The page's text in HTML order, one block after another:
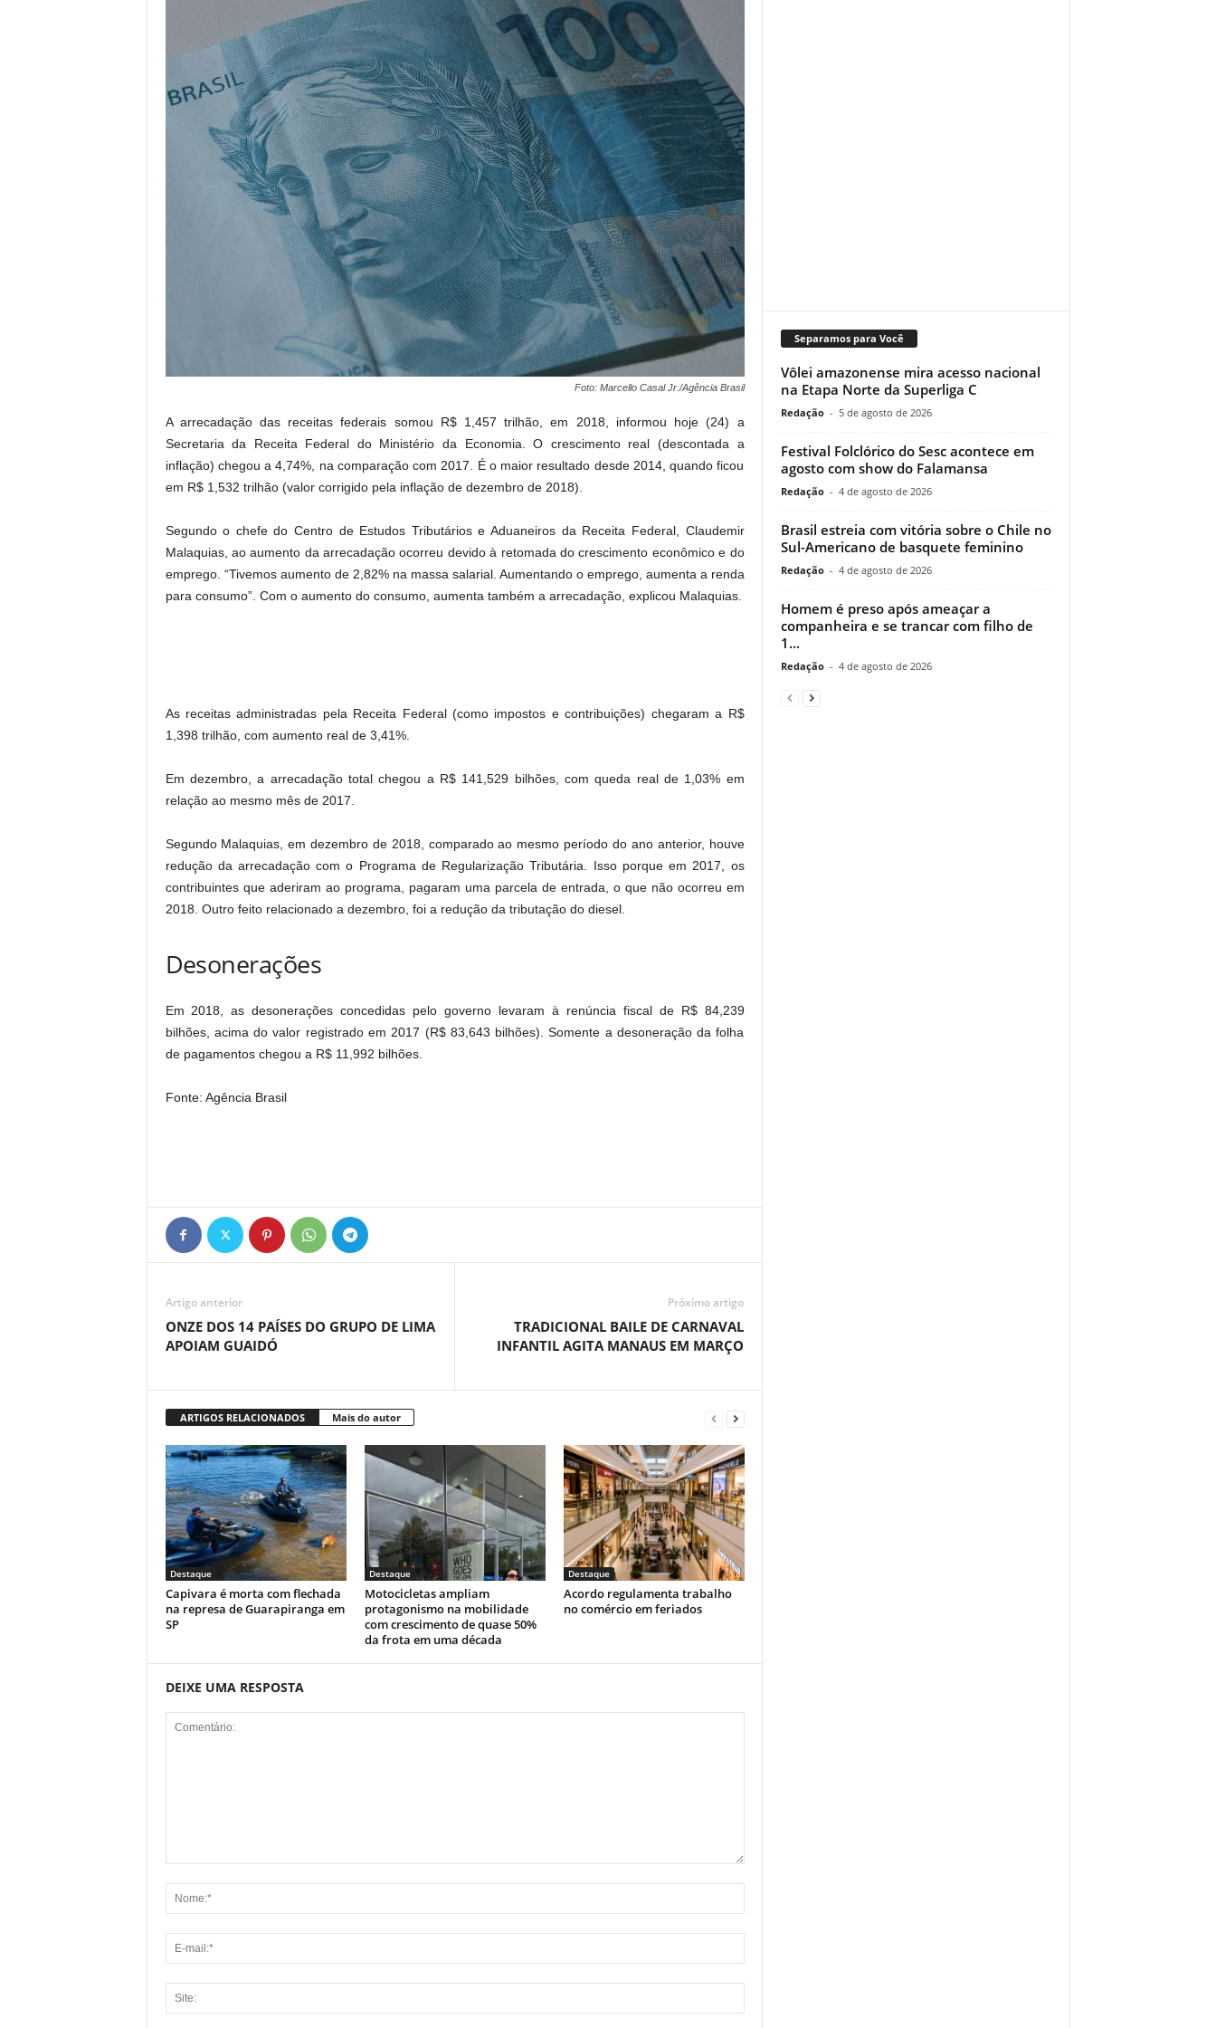
Foto: Marcello Casal Jr./Agência Brasil
A arrecadação das receitas federais somou R$ 1,457 trilhão, em 2018, informou hoje (24) a
Secretaria da Receita Federal do Ministério da Economia. O crescimento real (descontada a
inflação) chegou a 4,74%, na comparação com 2017. É o maior resultado desde 2014, quando ficou
em R$ 1,532 trilhão (valor corrigido pela inflação de dezembro de 2018).
Segundo o chefe do Centro de Estudos Tributários e Aduaneiros da Receita Federal, Claudemir
Malaquias, ao aumento da arrecadação ocorreu devido à retomada do crescimento econômico e do
emprego. “Tivemos aumento de 2,82% na massa salarial. Aumentando o emprego, aumenta a renda
para consumo”. Com o aumento do consumo, aumenta também a arrecadação, explicou Malaquias.
As receitas administradas pela Receita Federal (como impostos e contribuições) chegaram a R$
1,398 trilhão, com aumento real de 3,41%.
Em dezembro, a arrecadação total chegou a R$ 141,529 bilhões, com queda real de 1,03% em
relação ao mesmo mês de 2017.
Segundo Malaquias, em dezembro de 2018, comparado ao mesmo período do ano anterior, houve
redução da arrecadação com o Programa de Regularização Tributária. Isso porque em 2017, os
contribuintes que aderiram ao programa, pagaram uma parcela de entrada, o que não ocorreu em
2018. Outro feito relacionado a dezembro, foi a redução da tributação do diesel.
Desonerações
Em 2018, as desonerações concedidas pelo governo levaram à renúncia fiscal de R$ 84,239
bilhões, acima do valor registrado em 2017 (R$ 83,643 bilhões). Somente a desoneração da folha
de pagamentos chegou a R$ 11,992 bilhões.
Fonte: Agência Brasil
Artigo anterior
ONZE DOS 14 PAÍSES DO GRUPO DE LIMA
APOIAM GUAIDÓ
Próximo artigo
TRADICIONAL BAILE DE CARNAVAL
INFANTIL AGITA MANAUS EM MARÇO
ARTIGOS RELACIONADOS Mais do autor
Destaque
Capivara é morta com flechada
na represa de Guarapiranga em
SP
Destaque
Motocicletas ampliam
protagonismo na mobilidade
com crescimento de quase 50%
da frota em uma década
Destaque
Acordo regulamenta trabalho
no comércio em feriados
DEIXE UMA RESPOSTA
Separamos para Você
Vôlei amazonense mira acesso nacional
na Etapa Norte da Superliga C
Redação - 5 de agosto de 2026
Festival Folclórico do Sesc acontece em
agosto com show do Falamansa
Redação - 4 de agosto de 2026
Brasil estreia com vitória sobre o Chile no
Sul-Americano de basquete feminino
Redação - 4 de agosto de 2026
Homem é preso após ameaçar a
companheira e se trancar com filho de
1...
Redação - 4 de agosto de 2026